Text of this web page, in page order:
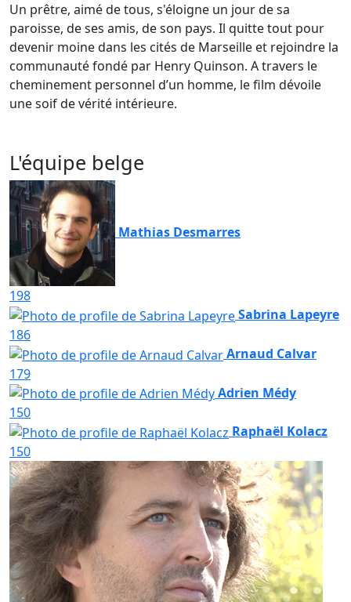
Un prêtre, aimé de tous, s'éloigne un jour de sa
paroisse, de ses amis, de son pays. Il quitte tout pour
devenir moine dans les cités de Marseille et rejoindre la
communauté fondé par Henry Quinson. A travers le
cheminement personnel d’un homme, le film dévoile
une soif de vérité intérieure.
L'équipe belge
Mathias Desmarres
198
Sabrina Lapeyre
186
Arnaud Calvar
179
Adrien Médy
150
Raphaël Kolacz
150